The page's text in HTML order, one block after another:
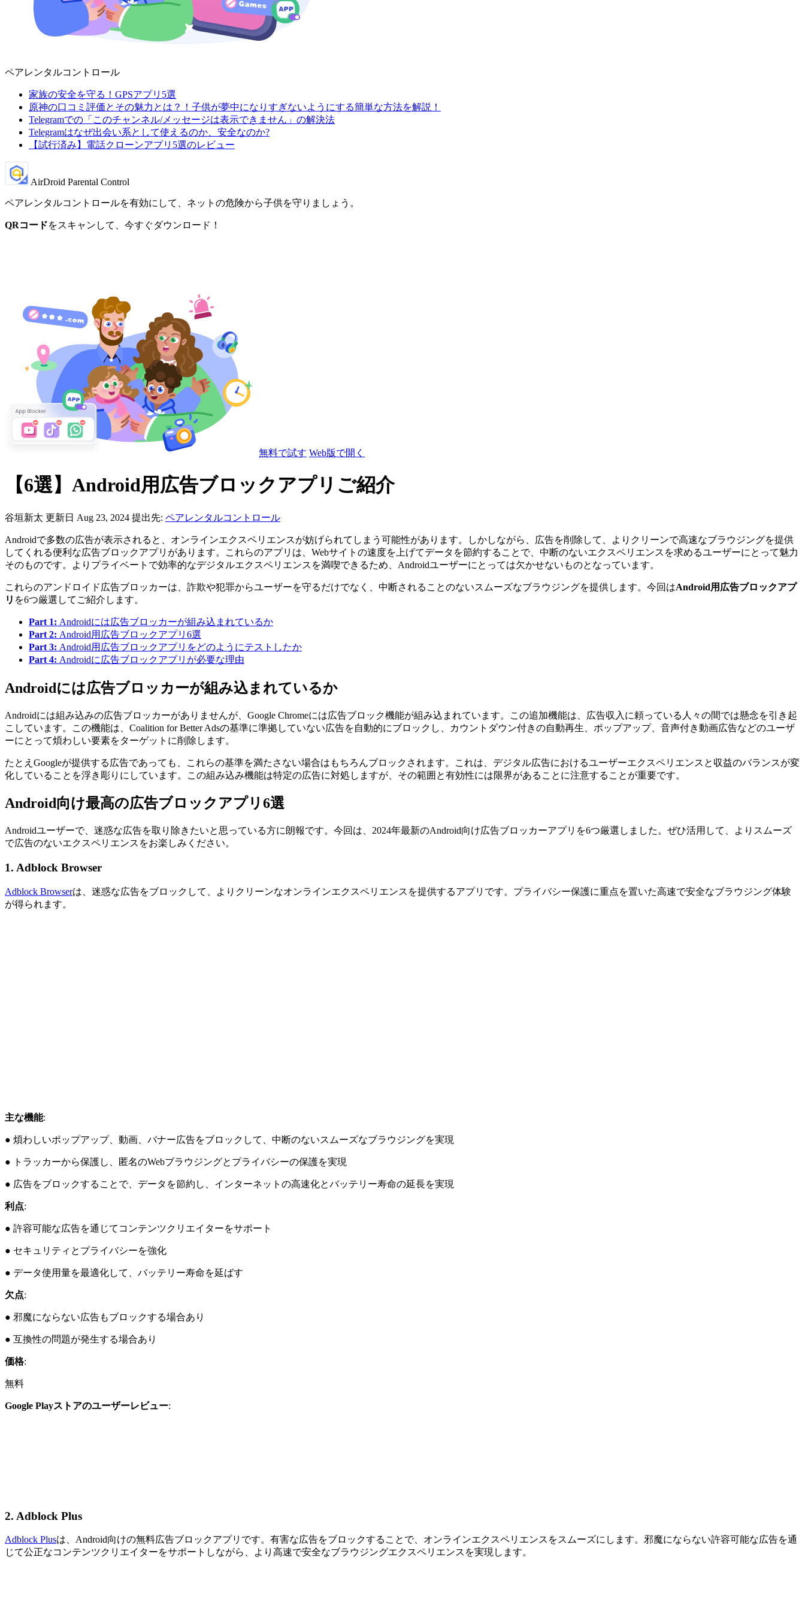
ペアレンタルコントロール
家族の安全を守る！GPSアプリ5選
原神の口コミ評価とその魅力とは？！子供が夢中になりすぎないようにする簡単な方法を解説！
Telegramでの「このチャンネル/メッセージは表示できません」の解決法
Telegramはなぜ出会い系として使えるのか、安全なのか?
【試行済み】電話クローンアプリ5選のレビュー
AirDroid Parental Control
ペアレンタルコントロールを有効にして、ネットの危険から子供を守りましょう。
QRコードをスキャンして、今すぐダウンロード！
無料で試す Web版で開く
【6選】Android用広告ブロックアプリご紹介
谷垣新太 更新日 Aug 23, 2024 提出先: ペアレンタルコントロール
Androidで多数の広告が表示されると、オンラインエクスペリエンスが妨げられてしまう可能性があります。しかしながら、広告を削除して、よりクリーンで高速なブラウジングを提供
してくれる便利な広告ブロックアプリがあります。これらのアプリは、Webサイトの速度を上げてデータを節約することで、中断のないエクスペリエンスを求めるユーザーにとって魅力
そのものです。よりプライベートで効率的なデジタルエクスペリエンスを満喫できるため、Androidユーザーにとっては欠かせないものとなっています。
これらのアンドロイド広告ブロッカーは、詐欺や犯罪からユーザーを守るだけでなく、中断されることのないスムーズなブラウジングを提供します。今回はAndroid用広告ブロックアプ
リ を6つ厳選してご紹介します。
Part 1: Androidには広告ブロッカーが組み込まれているか
Part 2: Android用広告ブロックアプリ6選
Part 3: Android用広告ブロックアプリをどのようにテストしたか
Part 4: Androidに広告ブロックアプリが必要な理由
Androidには広告ブロッカーが組み込まれているか
Androidには組み込みの広告ブロッカーがありませんが、Google Chromeには広告ブロック機能が組み込まれています。この追加機能は、広告収入に頼っている人々の間では懸念を引き起
こしています。この機能は、Coalition for Better Adsの基準に準拠していない広告を自動的にブロックし、カウントダウン付きの自動再生、ポップアップ、音声付き動画広告などのユーザ
ーにとって煩わしい要素をターゲットに削除します。
たとえGoogleが提供する広告であっても、これらの基準を満たさない場合はもちろんブロックされます。これは、デジタル広告におけるユーザーエクスペリエンスと収益のバランスが変
化していることを浮き彫りにしています。この組み込み機能は特定の広告に対処しますが、その範囲と有効性には限界があることに注意することが重要です。
Android向け最高の広告ブロックアプリ6選
Androidユーザーで、迷惑な広告を取り除きたいと思っている方に朗報です。今回は、2024年最新のAndroid向け広告ブロッカーアプリを6つ厳選しました。ぜひ活用して、よりスムーズ
で広告のないエクスペリエンスをお楽しみください。
1. Adblock Browser
Adblock Browserは、迷惑な広告をブロックして、よりクリーンなオンラインエクスペリエンスを提供するアプリです。プライバシー保護に重点を置いた高速で安全なブラウジング体験
が得られます。
主な機能:
● 煩わしいポップアップ、動画、バナー広告をブロックして、中断のないスムーズなブラウジングを実現
● トラッカーから保護し、匿名のWebブラウジングとプライバシーの保護を実現
● 広告をブロックすることで、データを節約し、インターネットの高速化とバッテリー寿命の延長を実現
利点:
● 許容可能な広告を通じてコン​​テンツクリエイターをサポート
● セキュリティとプライバシーを強化
● データ使用量を最適化して、バッテリー寿命を延ばす
欠点:
● 邪魔にならない広告もブロックする場合あり
● 互換性の問題が発生する場合あり
価格:
無料
Google Playストアのユーザーレビュー:
2. Adblock Plus
Adblock Plusは、Android向けの無料広告ブロックアプリです。有害な広告をブロックすることで、オンラインエクスペリエンスをスムーズにします。邪魔にならない許容可能な広告を通
じて公正なコンテンツクリエイターをサポートしながら、より高速で安全なブラウジングエクスペリエンスを実現します。